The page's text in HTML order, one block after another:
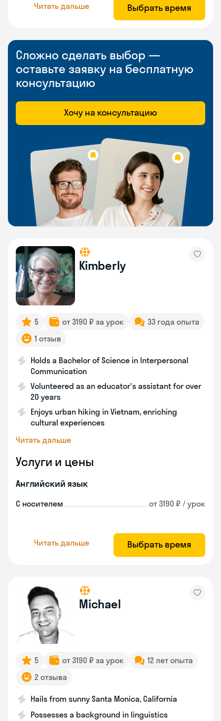
Читать дальше Выбрать время
Сложно сделать выбор —
оставьте заявку на бесплатную
консультацию
Хочу на консультацию
Kimberly
5 от 3190 ₽ за урок
33 года опыта
1 отзыв
Holds a Bachelor of Science in Interpersonal
Communication
Volunteered as an educator's assistant for over
20 years
Enjoys urban hiking in Vietnam, enriching
cultural experiences
Читать дальше
Услуги и цены
Английский язык
С носителем от 3190 ₽ / урок
Читать дальше Выбрать время
Michael
5 от 3190 ₽ за урок
12 лет опыта
2 отзыва
Hails from sunny Santa Monica, California
Possesses a background in linguistics